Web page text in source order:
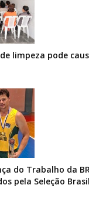
limpeza pode
do Trabalho da
pela Seleção